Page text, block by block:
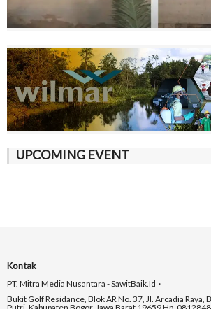
UPCOMING EVENT
Kontak
PT. Mitra Media Nusantara - SawitBaik.id
Bukit Golf Residance, Blok AR No. 37, Jl. Arcadia Raya,